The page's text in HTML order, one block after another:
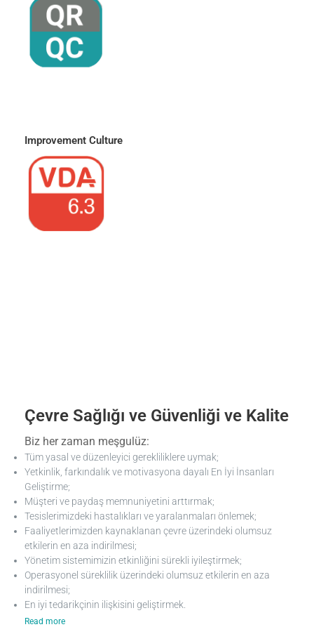
Improvement Culture
Çevre Sağlığı ve Güvenliği ve Kalite
Biz her zaman meşgulüz:
Tüm yasal ve düzenleyici gerekliliklere uymak;
Yetkinlik, farkındalık ve motivasyona dayalı En İyi İnsanları
Geliştirme;
Müşteri ve paydaş memnuniyetini arttırmak;
Tesislerimizdeki hastalıkları ve yaralanmaları önlemek;
Faaliyetlerimizden kaynaklanan çevre üzerindeki olumsuz
etkilerin en aza indirilmesi;
Yönetim sistemimizin etkinliğini sürekli iyileştirmek;
Operasyonel süreklilik üzerindeki olumsuz etkilerin en aza
indirilmesi;
En iyi tedarikçinin ilişkisini geliştirmek.
Read more